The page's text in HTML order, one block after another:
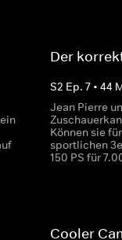
Der
S2 Ep. 7• 44
Jean Pierre
Können sie
sportlichen
150 PS für
Cooler